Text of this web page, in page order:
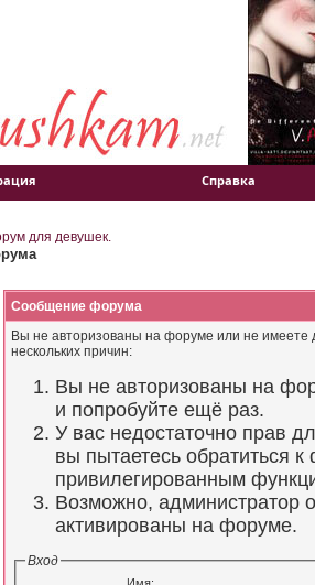
Справка
для девушек.
Сообщение форума
Вы не авторизованы на форуме или не имеете
нескольких причин:
Вы не авторизованы на
и попробуйте ещё раз.
У вас недостаточно прав
вы пытаетесь обратиться
привилегированным
Возможно, администратор
активированы на форуме.
Вход